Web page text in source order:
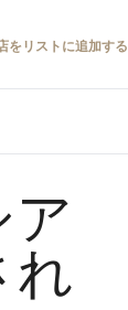
をリストに追加する
れ